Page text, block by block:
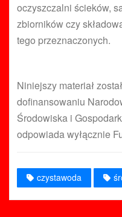
oczyszczalni ścieków,
zbiorników czy
tego przeznaczonych.
Niniejszy materiał
dofinansowaniu
Środowiska i
odpowiada wyłącznie
czystawoda